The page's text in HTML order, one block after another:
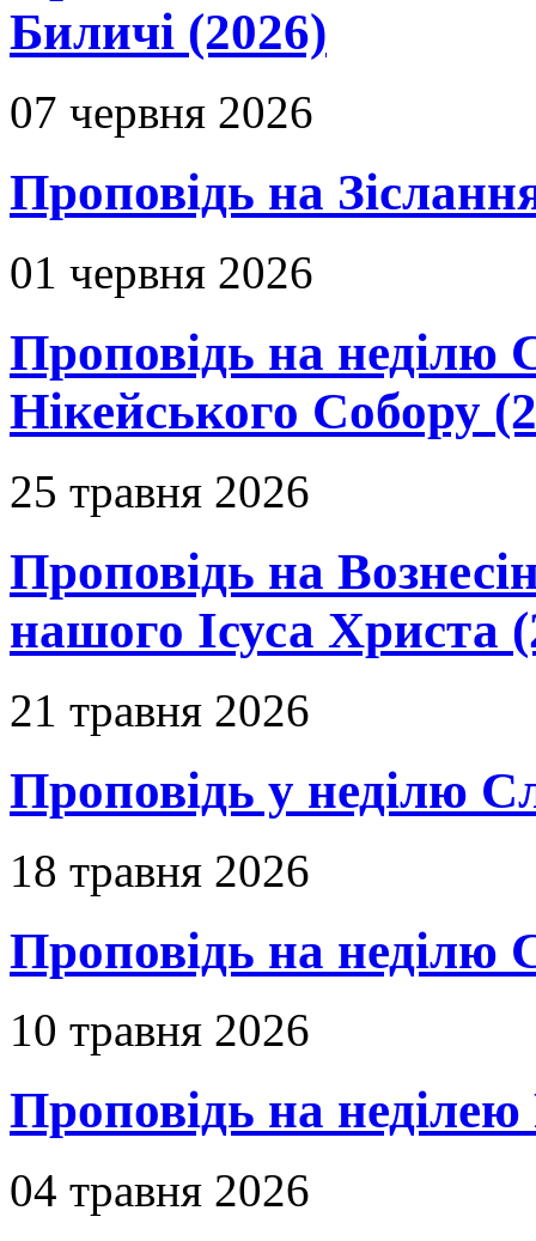
Биличі (2026)
07 червня 2026
Проповідь на
01 червня 2026
Проповідь на неділю
Нікейського Собору
25 травня 2026
Проповідь на
нашого Ісуса Христа
21 травня 2026
Проповідь у неділю
18 травня 2026
Проповідь на неділю
10 травня 2026
Проповідь на неділею
04 травня 2026